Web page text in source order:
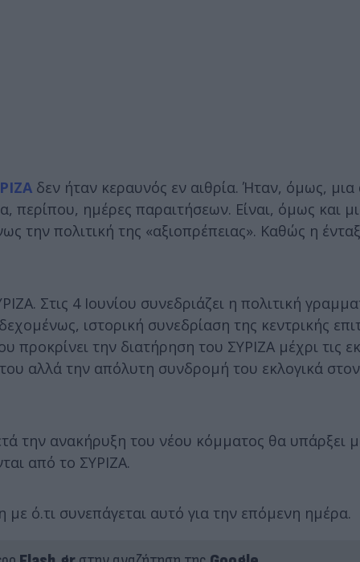
δεν ήταν κεραυνός εν αιθρία. Ήταν, όμως,
περίπου, ημέρες παραιτήσεων. Είναι, όμως και
την πολιτική της «αξιοπρέπειας». Καθώς η
Στις 4 Ιουνίου συνεδριάζει η πολιτική
ιστορική συνεδρίαση της κεντρικής
προκρίνει την διατήρηση του ΣΥΡΙΖΑ μέχρι τις
αλλά την απόλυτη συνδρομή του εκλογικά
την ανακήρυξη του νέου κόμματος θα υπάρξει
από το ΣΥΡΙΖΑ.
ό.τι συνεπάγεται αυτό για την επόμενη ημέρα.